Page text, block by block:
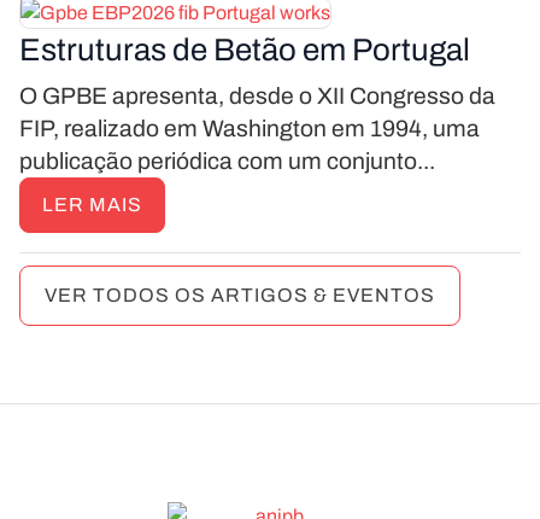
Estruturas de Betão em Portugal
O GPBE apresenta, desde o XII Congresso da
FIP, realizado em Washington em 1994, uma
publicação periódica com um conjunto...
LER MAIS
VER TODOS OS ARTIGOS & EVENTOS